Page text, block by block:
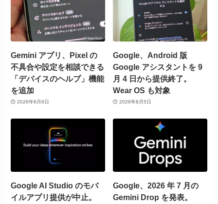
Gemini アプリ、Pixel の
不具合や設定を相談できる
「デバイスのヘルプ」機能
を追加
2026年8月6日
Google、Android 版
Google アシスタントを 9
月 4 日から提供終了。
Wear OS も対象
2026年8月5日
Google AI Studio のモバ
イルアプリ提供が中止。
Google、2026 年 7 月の
Gemini Drop を発表。